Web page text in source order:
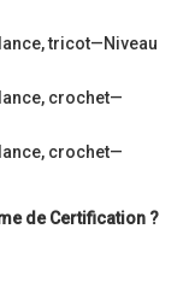
tricot—Niveau
crochet—
crochet—
de Certification ?